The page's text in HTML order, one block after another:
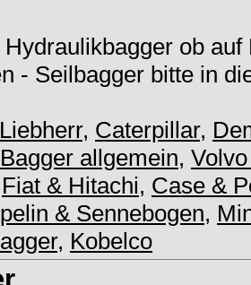
ob auf
- Seilbagger bitte in
Liebherr, Caterpillar,
Bagger allgemein,
Fiat & Hitachi, Case &
& Sennebogen,
, Kobelco